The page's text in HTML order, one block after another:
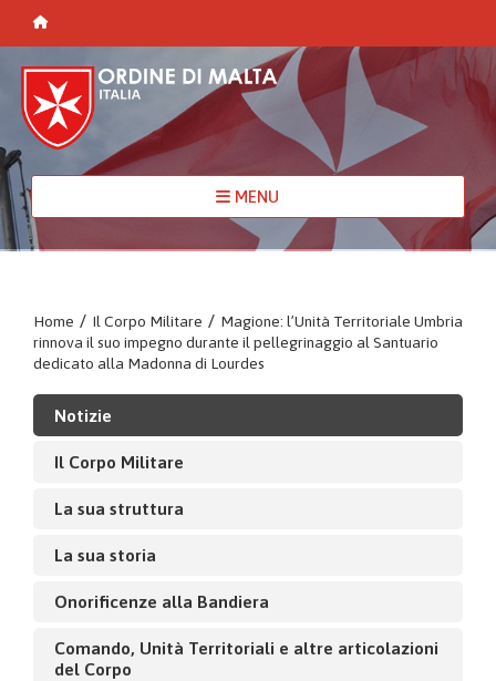
MENU
Home / Il Corpo Militare / Magione: l’Unità Territoriale Umbria
rinnova il suo impegno durante il pellegrinaggio al Santuario
dedicato alla Madonna di Lourdes
Notizie
Il Corpo Militare
La sua struttura
La sua storia
Onorificenze alla Bandiera
Comando, Unità Territoriali e altre articolazioni
del Corpo